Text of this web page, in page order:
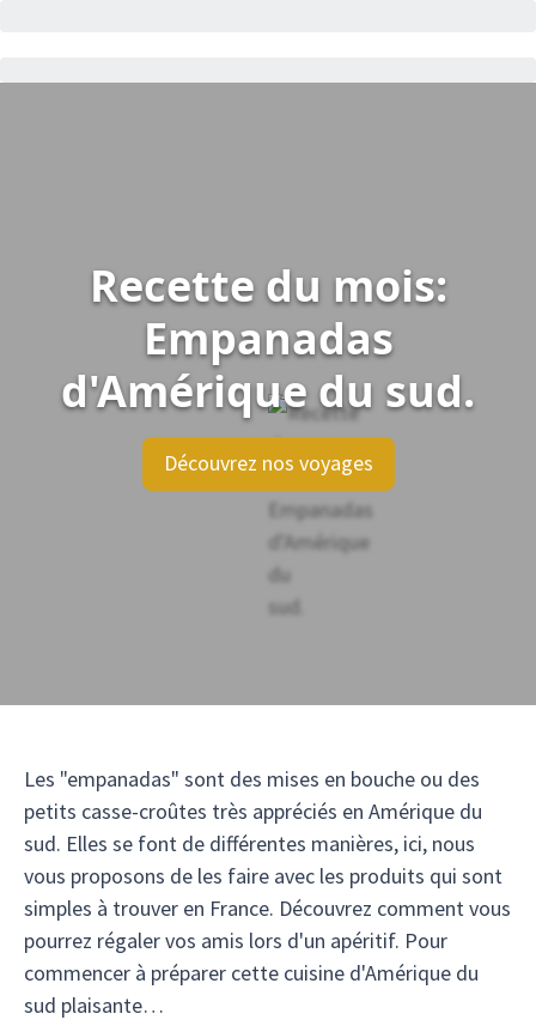
Recette du mois:
Empanadas
d'Amérique du sud.
Découvrez nos voyages
Les "empanadas" sont des mises en bouche ou des
petits casse-croûtes très appréciés en Amérique du
sud. Elles se font de différentes manières, ici, nous
vous proposons de les faire avec les produits qui sont
simples à trouver en France. Découvrez comment vous
pourrez régaler vos amis lors d'un apéritif. Pour
commencer à préparer cette cuisine d'Amérique du
sud plaisante…